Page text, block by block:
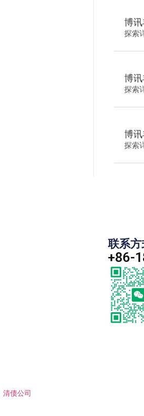
博
取证
探索
博
证定
探索
博
位调
探索
联系
+86-
清债公司